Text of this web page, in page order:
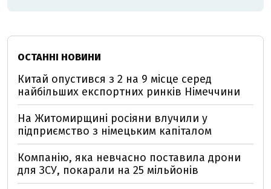
ОСТАННІ НОВИНИ
Китай опустився з 2 на 9 місце серед
найбільших експортних ринків Німеччини
На Житомирщині росіяни влучили у
підприємство з німецьким капіталом
Компанію, яка невчасно поставила дрони
для ЗСУ, покарали на 25 мільйонів